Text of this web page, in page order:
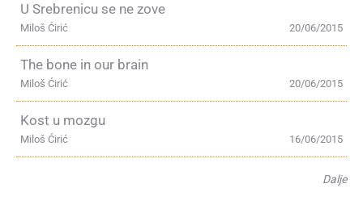
U Srebrenicu se ne zove
20/06/2015
Miloš Ćirić
The bone in our brain
20/06/2015
Miloš Ćirić
Kost u mozgu
16/06/2015
Miloš Ćirić
Dalje